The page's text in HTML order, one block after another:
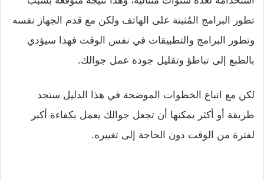
تطور البرامج المُثبتة على الهاتف ولكن مع قدم الجهاز نفسه
وتطور البرامج والتطبيقات في نفس الوقت فهذا سيؤدي
بالطبع إلى تباطؤ وتقليل جودة عمل جوالك.
لكن مع اتباع الخطوات الموضحة في هذا الدليل ستجد
طريقة أو أكثر يمكنها أن تجعل جوالك يعمل بكفاءة أكبر
لفترة من الوقت دون الحاجة إلى تغييره.